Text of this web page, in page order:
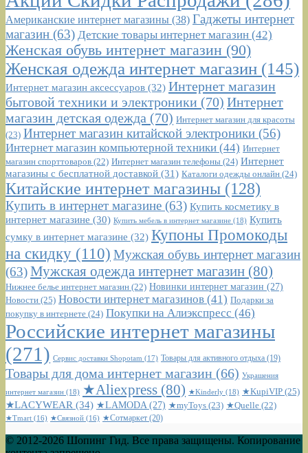
Акции Скидки Распродажи(286)
Американские интернет магазины(38) Гаджеты интернет
магазин(63) Детские товары интернет магазин(42)
Женская обувь интернет магазин(90)
Женская одежда интернет магазин(145)
Интернет магазин аксессуаров(32) Интернет магазин
бытовой техники и электроники(70)Интернет
магазин детская одежда(70) Интернет магазин для красоты
(23) Интернет магазин китайской электроники(56)
Интернет магазин компьютерной техники(44) Интернет
магазин спорттоваров(22) Интернет магазин телефоны(24) Интернет
магазины с бесплатной доставкой(31) Каталоги одежды онлайн
Китайские интернет магазины(128)
Купить в интернет магазине(63) Купить косметику в
Купить мебель в интернет магазине(18) Купить
сумку в интернет магазине
Купоны Промокоды
на скидку(110) Мужская обувь интернет магазин
(63)Мужская одежда интернет магазин(80)
Нижнее белье интернет магазин(22) Новинки интернет магазин (27)
Новости (25) Новости интернет магазинов(41) Подарки за
покупку в интернете
Российские интернет магазины
(271) Сервис доставки Shopotam(17) Товары для активного отдыха
Товары для дома интернет магазин (66)
Украшения
интернет магазин(18) ★Aliexpress(80) ★Kinderly (18) ★KupiVIP
★LACYWEAR(34) ★LAMODA(27)